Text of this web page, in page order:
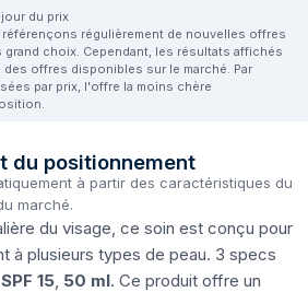
du prix
régulièrement de nouvelles offres
choix. Cependant, les résultats affichés
offres disponibles sur le marché. Par
par prix, l'offre la moins chère
du positionnement
à partir des caractéristiques du
marché.
du visage, ce soin est conçu pour
à plusieurs types de peau. 3 specs
SPF 15 50 ml. Ce produit offre un